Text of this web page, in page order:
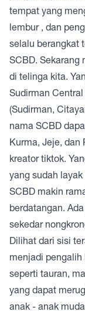
tempat yang
lembur , dan
selalu berangkat
SCBD. Sekarang
di telinga kita.
Sudirman
(Sudirman,
nama SCBD
Kurma, Jeje, dan
kreator tiktok.
yang sudah
SCBD makin
berdatangan.
sekedar
Dilihat dari sisi
menjadi
seperti tauran,
yang dapat
anak - anak